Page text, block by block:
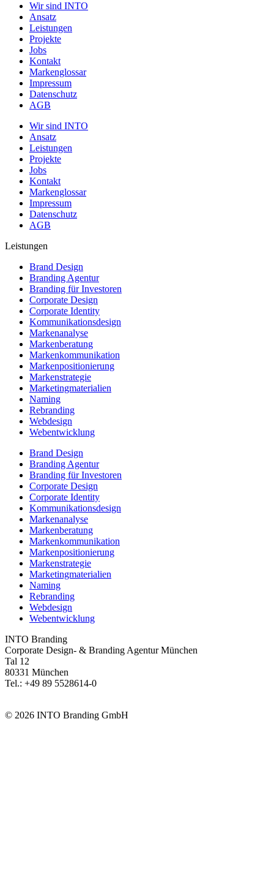
Wir sind INTO
Ansatz
Leistungen
Projekte
Jobs
Kontakt
Markenglossar
Impressum
Datenschutz
AGB
Wir sind INTO
Ansatz
Leistungen
Projekte
Jobs
Kontakt
Markenglossar
Impressum
Datenschutz
AGB
Leistungen
Brand Design
Branding Agentur
Branding für Investoren
Corporate Design
Corporate Identity
Kommunikationsdesign
Markenanalyse
Markenberatung
Markenkommunikation
Markenpositionierung
Markenstrategie
Marketingmaterialien
Naming
Rebranding
Webdesign
Webentwicklung
Brand Design
Branding Agentur
Branding für Investoren
Corporate Design
Corporate Identity
Kommunikationsdesign
Markenanalyse
Markenberatung
Markenkommunikation
Markenpositionierung
Markenstrategie
Marketingmaterialien
Naming
Rebranding
Webdesign
Webentwicklung
INTO Branding
Corporate Design- & Branding Agentur München
Tal 12
80331 München
Tel.: +49 89 5528614-0
© 2026 INTO Branding GmbH